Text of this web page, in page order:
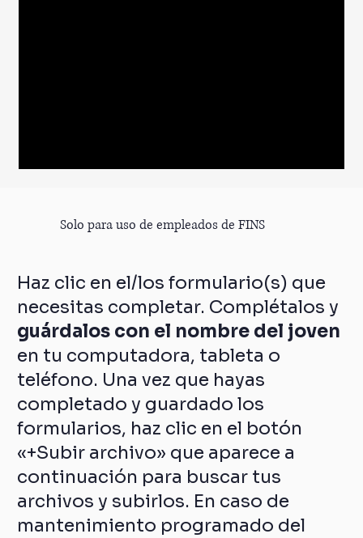
Solo para uso de empleados de FINS
Haz clic en el/los formulario(s) que
necesitas completar. Complétalos y
guárdalos con el nombre del joven
en tu computadora, tableta o
teléfono. Una vez que hayas
completado y guardado los
formularios, haz clic en el botón
«+Subir archivo» que aparece a
continuación para buscar tus
archivos y subirlos. En caso de
mantenimiento programado del